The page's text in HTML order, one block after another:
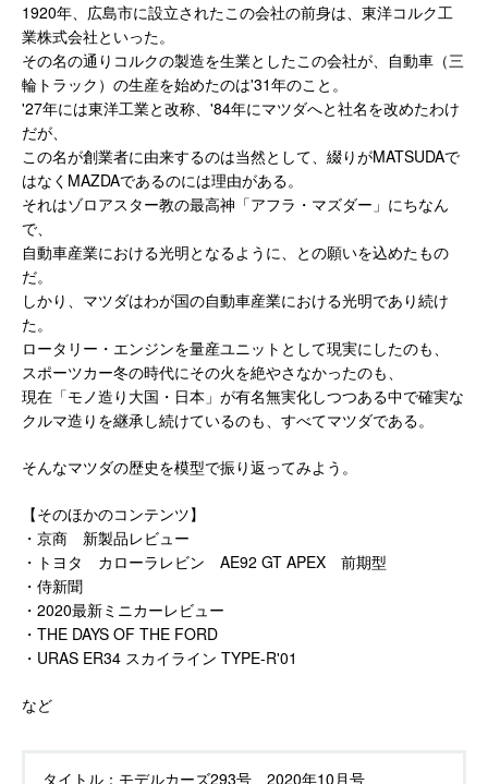
1920年、広島市に設立されたこの会社の前身は、東洋コルク工
業株式会社といった。
その名の通りコルクの製造を生業としたこの会社が、自動車（三
輪トラック）の生産を始めたのは'31年のこと。
'27年には東洋工業と改称、'84年にマツダへと社名を改めたわけ
だが、
この名が創業者に由来するのは当然として、綴りがMATSUDAで
はなくMAZDAであるのには理由がある。
それはゾロアスター教の最高神「アフラ・マズダー」にちなん
で、
自動車産業における光明となるように、との願いを込めたもの
だ。
しかり、マツダはわが国の自動車産業における光明であり続け
た。
ロータリー・エンジンを量産ユニットとして現実にしたのも、
スポーツカー冬の時代にその火を絶やさなかったのも、
現在「モノ造り大国・日本」が有名無実化しつつある中で確実な
クルマ造りを継承し続けているのも、すべてマツダである。
そんなマツダの歴史を模型で振り返ってみよう。
【そのほかのコンテンツ】
・京商 新製品レビュー
・トヨタ カローラレビン AE92 GT APEX 前期型
・侍新聞
・2020最新ミニカーレビュー
・THE DAYS OF THE FORD
・URAS ER34 スカイライン TYPE-R'01
など
タイトル： モデルカーズ293号 2020年10月号